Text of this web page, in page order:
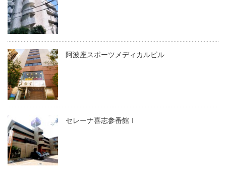
阿波座スポーツメディカルビル
セレーナ喜志参番館Ⅰ